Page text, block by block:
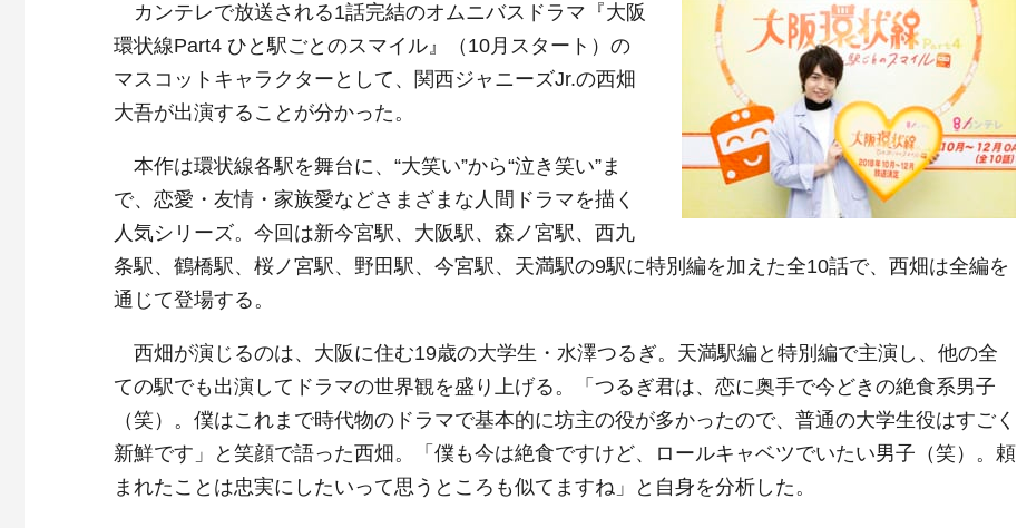
カンテレで放送される1話完結のオムニバスドラマ『大阪
環状線Part4 ひと駅ごとのスマイル』（10月スタート）の
マスコットキャラクターとして、関西ジャニーズJr.の西畑
大吾が出演することが分かった。
本作は環状線各駅を舞台に、“大笑い”から“泣き笑い”ま
で、恋愛・友情・家族愛などさまざまな人間ドラマを描く
人気シリーズ。今回は新今宮駅、大阪駅、森ノ宮駅、西九
条駅、鶴橋駅、桜ノ宮駅、野田駅、今宮駅、天満駅の9駅に特別編を加えた全10話で、西畑は全編を
通じて登場する。
西畑が演じるのは、大阪に住む19歳の大学生・水澤つるぎ。天満駅編と特別編で主演し、他の全
ての駅でも出演してドラマの世界観を盛り上げる。「つるぎ君は、恋に奥手で今どきの絶食系男子
（笑）。僕はこれまで時代物のドラマで基本的に坊主の役が多かったので、普通の大学生役はすごく
新鮮です」と笑顔で語った西畑。「僕も今は絶食ですけど、ロールキャベツでいたい男子（笑）。頼
まれたことは忠実にしたいって思うところも似てますね」と自身を分析した。